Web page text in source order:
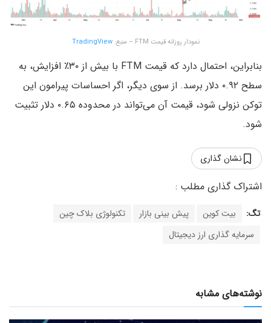
نمودار روزانه قیمت FTM – منبع: TradingView
بنابراین، احتمال دارد که قیمت FTM با بیش از ۳۰٪ افزایش، به
سطح ۰.۹۲ دلار برسد. از سوی دیگر، اگر احساسات پیرامون این
توکن نزولی شود، قیمت آن می‌تواند در محدوده ۰.۶۵ دلار تثبیت
شود.
نشان گذاری
تگ: بیت کوین پیش بینی بازار
تکنولوژی بلاک چین
سرمایه گذاری ارز دیجیتال
نوشته‌های مشابه